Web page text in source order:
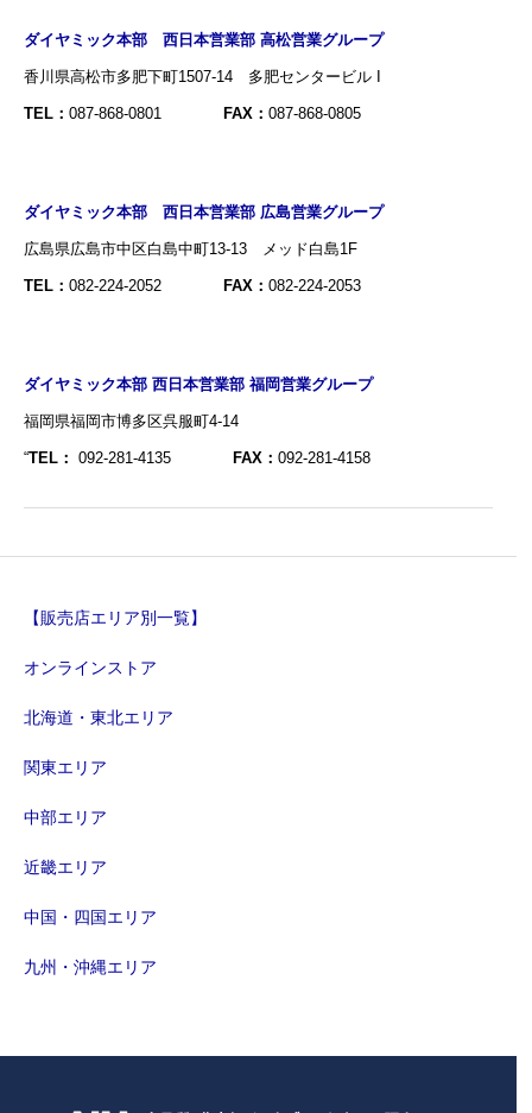
ダイヤミック本部 西日本営業部 高松営業グループ
香川県高松市多肥下町1507-14 多肥センタービル I
TEL： 087-868-0801 FAX： 087-868-0805
ダイヤミック本部 西日本営業部 広島営業グループ
広島県広島市中区白島中町13-13 メッド白島1F
TEL： 082-224-2052 FAX： 082-224-2053
ダイヤミック本部 西日本営業部 福岡営業グループ
福岡県福岡市博多区呉服町4-14
“TEL： 092-281-4135 FAX： 092-281-4158
【販売店エリア別一覧】
オンラインストア
北海道・東北エリア
関東エリア
中部エリア
近畿エリア
中国・四国エリア
九州・沖縄エリア